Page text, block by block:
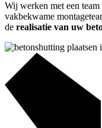
Wij werken met een
vakbekwame
de realisatie van uw